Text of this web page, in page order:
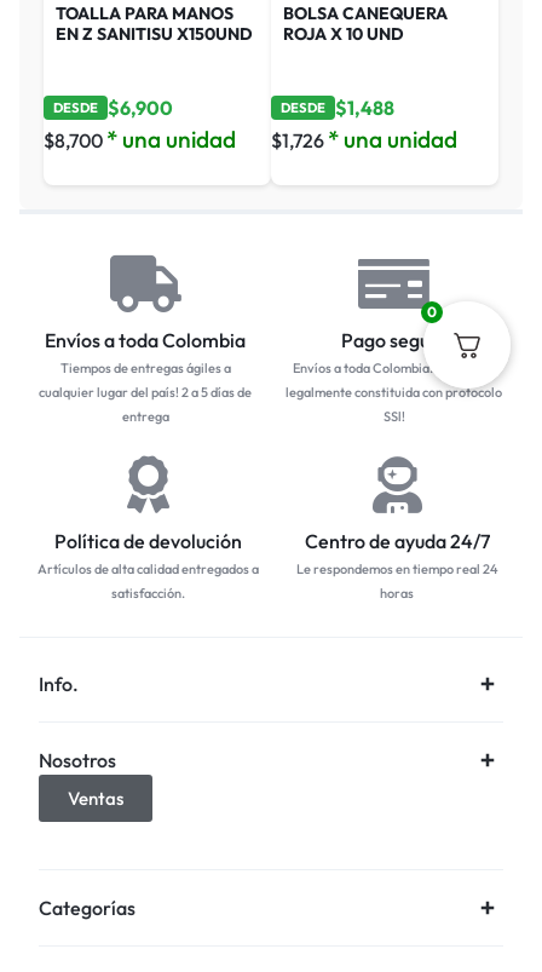
TOALLA PARA MANOS
EN Z SANITISU X150UND
DESDE $6,900
$8,700 * una unidad
BOLSA CANEQUERA
ROJA X 10 UND
DESDE $1,488
$1,726 * una unidad
Envíos a toda Colombia
Tiempos de entregas ágiles a
cualquier lugar del país! 2 a 5 días de
entrega
Pago seguro
Envíos a toda Colombia... Empresa
legalmente constituida con protocolo
SSl!
Política de devolución
Artículos de alta calidad entregados a
satisfacción.
Centro de ayuda 24/7
Le respondemos en tiempo real 24
horas
Info.
Nosotros
Ventas
Categorías
0